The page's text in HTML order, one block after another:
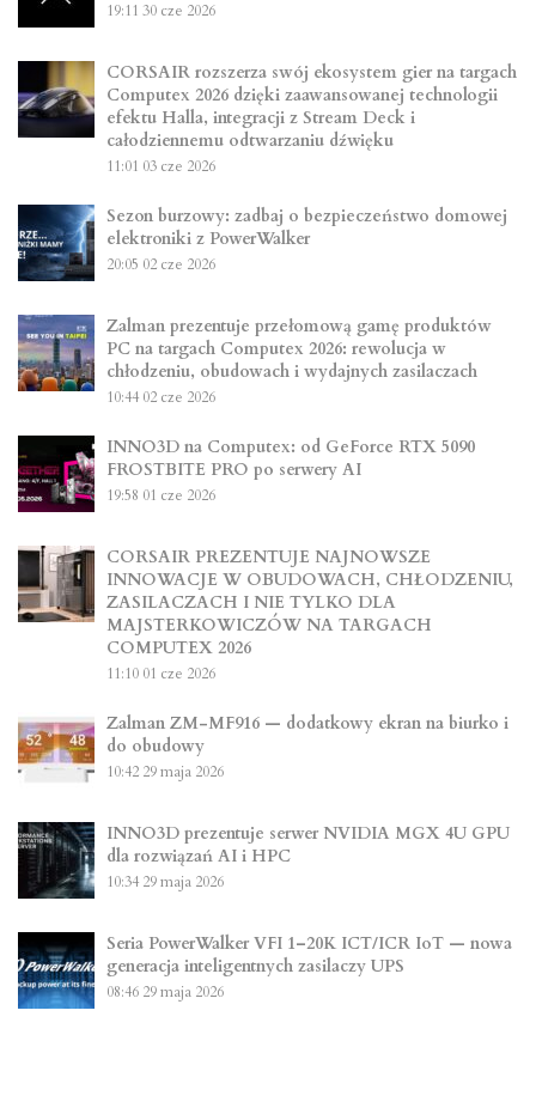
19:11 30 cze 2026
CORSAIR rozszerza swój ekosystem gier na targach
Computex 2026 dzięki zaawansowanej technologii
efektu Halla, integracji z Stream Deck i
całodziennemu odtwarzaniu dźwięku
11:01 03 cze 2026
Sezon burzowy: zadbaj o bezpieczeństwo domowej
elektroniki z PowerWalker
20:05 02 cze 2026
Zalman prezentuje przełomową gamę produktów
PC na targach Computex 2026: rewolucja w
chłodzeniu, obudowach i wydajnych zasilaczach
10:44 02 cze 2026
INNO3D na Computex: od GeForce RTX 5090
FROSTBITE PRO po serwery AI
19:58 01 cze 2026
CORSAIR PREZENTUJE NAJNOWSZE
INNOWACJE W OBUDOWACH, CHŁODZENIU,
ZASILACZACH I NIE TYLKO DLA
MAJSTERKOWICZÓW NA TARGACH
COMPUTEX 2026
11:10 01 cze 2026
Zalman ZM-MF916 — dodatkowy ekran na biurko i
do obudowy
10:42 29 maja 2026
INNO3D prezentuje serwer NVIDIA MGX 4U GPU
dla rozwiązań AI i HPC
10:34 29 maja 2026
Seria PowerWalker VFI 1–20K ICT/ICR IoT — nowa
generacja inteligentnych zasilaczy UPS
08:46 29 maja 2026